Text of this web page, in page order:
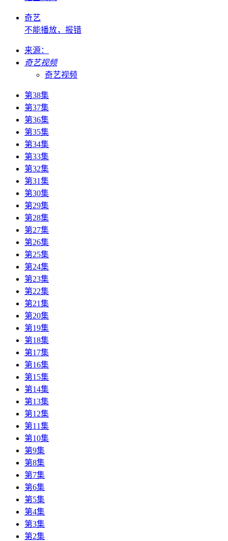
奇艺
不能播放，报错
来源：
奇艺视频
奇艺视频
第38集
第37集
第36集
第35集
第34集
第33集
第32集
第31集
第30集
第29集
第28集
第27集
第26集
第25集
第24集
第23集
第22集
第21集
第20集
第19集
第18集
第17集
第16集
第15集
第14集
第13集
第12集
第11集
第10集
第9集
第8集
第7集
第6集
第5集
第4集
第3集
第2集